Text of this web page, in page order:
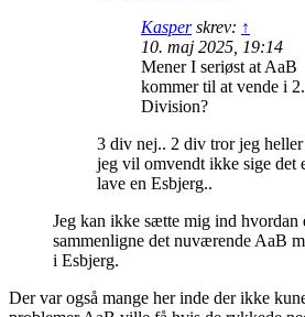
Kasperskrev: ↑
10. maj 2025, 19:14
Mener I seriøst at AaB
kommer til at vende i
Division?
3 div nej.. 2 div tror jeg
jeg vil omvendt ikke sige det
lave en Esbjerg..
Jeg kan ikke sætte mig ind hvordan
sammenligne det nuværende AaB
i Esbjerg.
Der var også mange her inde der ikke